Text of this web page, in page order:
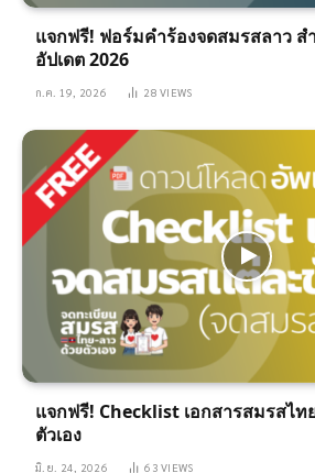
แจกฟรี! ฟอร์มคำร้องจดสมรสลาว ส
อัปเดต 2026
ก.ค. 19, 2026 28VIEWS
แจกฟรี! Checklist เอกสารสมรสไท
ตัวเอง
มิ.ย. 24, 2026 63VIEWS